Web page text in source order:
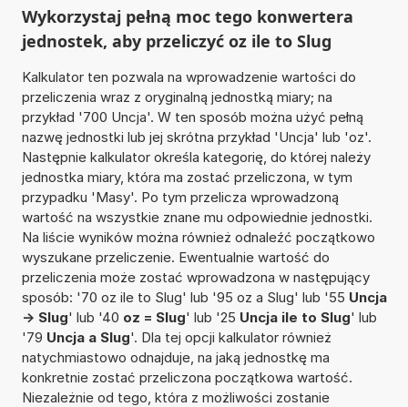
Wykorzystaj pełną moc tego konwertera
jednostek, aby przeliczyć oz ile to Slug
Kalkulator ten pozwala na wprowadzenie wartości do
przeliczenia wraz z oryginalną jednostką miary; na
przykład '700 Uncja'. W ten sposób można użyć pełną
nazwę jednostki lub jej skrótna przykład 'Uncja' lub 'oz'.
Następnie kalkulator określa kategorię, do której należy
jednostka miary, która ma zostać przeliczona, w tym
przypadku 'Masy'. Po tym przelicza wprowadzoną
wartość na wszystkie znane mu odpowiednie jednostki.
Na liście wyników można również odnaleźć początkowo
wyszukane przeliczenie. Ewentualnie wartość do
przeliczenia może zostać wprowadzona w następujący
sposób: '70 oz ile to Slug' lub '95 oz a Slug' lub '55 Uncja
-> Slug' lub '40 oz = Slug' lub '25 Uncja ile to Slug' lub
'79 Uncja a Slug'. Dla tej opcji kalkulator również
natychmiastowo odnajduje, na jaką jednostkę ma
konkretnie zostać przeliczona początkowa wartość.
Niezależnie od tego, która z możliwości zostanie